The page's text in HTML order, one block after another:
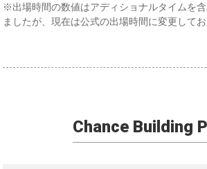
※出場時間の数値はアディショナルタイムを
ましたが、現在は公式の出場時間に変更してお
Chance Building